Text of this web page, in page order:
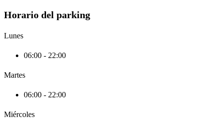
Horario del parking
Lunes
06:00 - 22:00
Martes
06:00 - 22:00
Miércoles